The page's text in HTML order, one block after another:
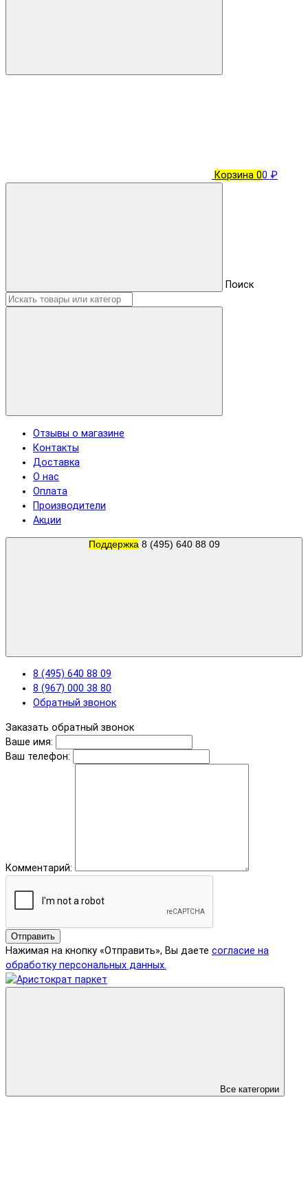
Корзина 00 ₽
Поиск
Отзывы о магазине
Контакты
Доставка
О нас
Оплата
Производители
Акции
Поддержка 8 (495) 640 88 09
8 (495) 640 88 09
8 (967) 000 38 80
Обратный звонок
Заказать обратный звонок
Ваше имя:
Ваш телефон:
Комментарий:
Отправить
Нажимая на кнопку «Отправить», Вы даете согласие на
обработку персональных данных.
Все категории